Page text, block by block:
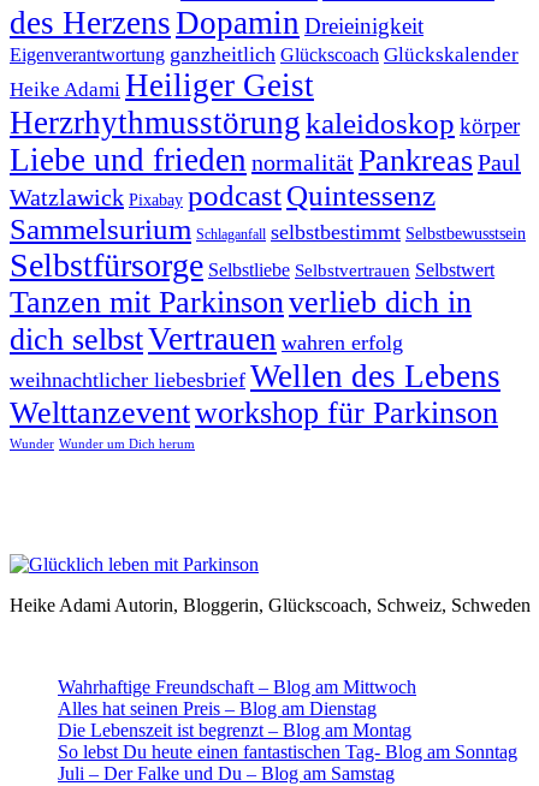
des HerzensDopamin Dreieinigkeit
Eigenverantwortung ganzheitlich Glückscoach Glückskalender
Heike Adami Heiliger Geist
Herzrhythmusstörungkaleidoskop körper
Liebe und frieden normalitätPankreasPaul
Watzlawick Pixabay podcastQuintessenz
Sammelsurium Schlaganfall selbstbestimmt Selbstbewusstsein
Selbstfürsorge Selbstliebe Selbstvertrauen Selbstwert
Tanzen mit Parkinsonverlieb dich in
dich selbstVertrauen wahren erfolg
weihnachtlicher liebesbrief Wellen des Lebens
Welttanzeventworkshop für Parkinson
Wunder Wunder um Dich herum
Heike Adami Autorin, Bloggerin, Glückscoach, Schweiz, Schweden
Wahrhaftige Freundschaft – Blog am Mittwoch
Alles hat seinen Preis – Blog am Dienstag
Die Lebenszeit ist begrenzt – Blog am Montag
So lebst Du heute einen fantastischen Tag- Blog am Sonntag
Juli – Der Falke und Du – Blog am Samstag